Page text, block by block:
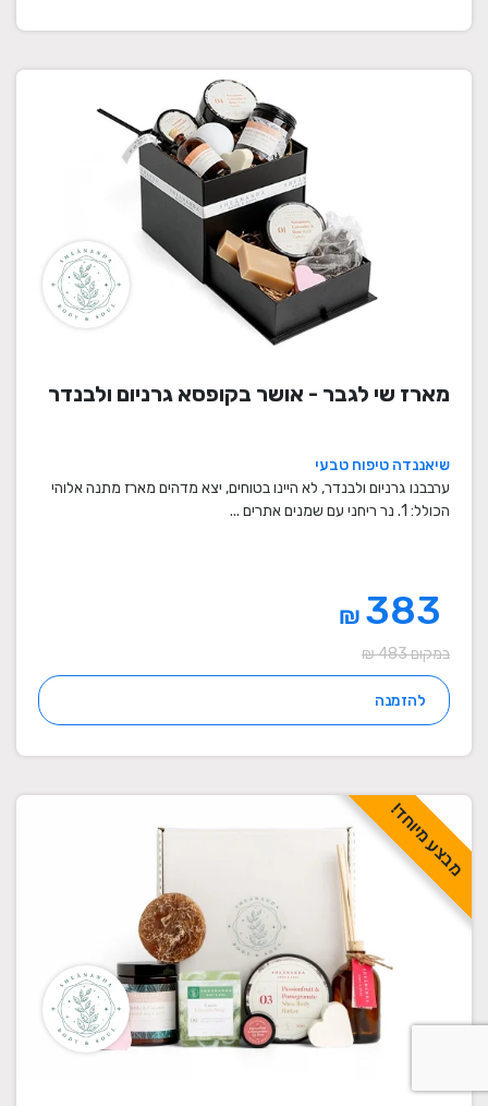
מארז שי לגבר - אושר בקופסא גרניום ולבנדר
שיאננדה טיפוח טבעי
ערבבנו גרניום ולבנדר, לא היינו בטוחים, יצא מדהים מארז מתנה אלוהי
הכולל: 1. נר ריחני עם שמנים אתרים ...
₪
במקום 483 ₪
להזמנה
מבצע מיוחד!